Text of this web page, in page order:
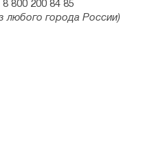
800 200 84 85
любого города России)